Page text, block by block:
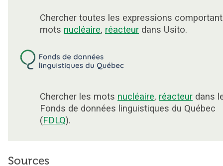
Chercher toutes les expressions
mots nucléaire, réacteur dans Usito.
Chercher les mots nucléaire, réacteur dans
Fonds de données linguistiques du Québec
(FDLQ).
Sources